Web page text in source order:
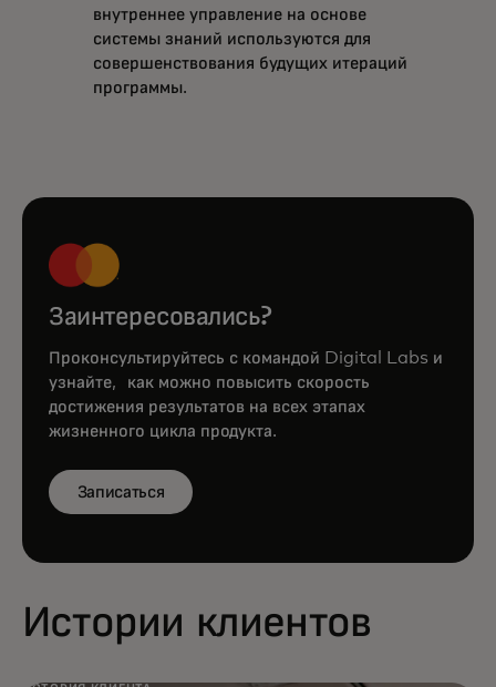
внутреннее управление на основе
системы знаний используются для
совершенствования будущих итераций
программы.
Заинтересовались?
Проконсультируйтесь с командой Digital Labs и
узнайте, как можно повысить скорость
достижения результатов на всех этапах
жизненного цикла продукта.
Записаться
Истории клиентов